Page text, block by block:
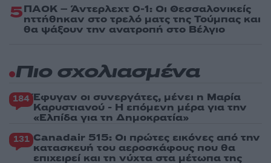
5ΠΑΟΚ – Άντερλεχτ 0-1: Οι Θεσσαλονικείς
ηττήθηκαν στο τρελό ματς της Τούμπας και
θα ψάξουν την ανατροπή στο Βέλγιο
Πιο σχολιασμένα
184 Έφυγαν οι συνεργάτες, μένει η Μαρία
Καρυστιανού - Η επόμενη μέρα για την
«Ελπίδα για τη Δημοκρατία»
131 Canadair 515: Οι πρώτες εικόνες από την
κατασκευή του αεροσκάφους που θα
επιχειρεί και τη νύχτα στα μέτωπα της